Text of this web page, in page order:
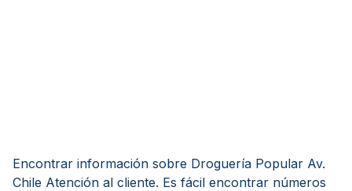
Encontrar información sobre Droguería Popular Av.
Chile Atención al cliente. Es fácil encontrar números